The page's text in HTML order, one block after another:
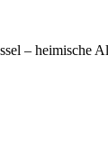
– heimische